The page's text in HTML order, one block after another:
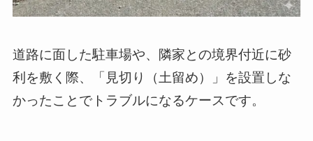
道路に面した駐車場や、隣家との境界付近に砂
利を敷く際、「見切り（土留め）」を設置しな
かったことでトラブルになるケースです。